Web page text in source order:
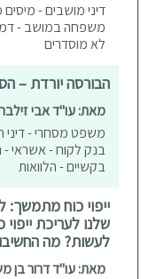
דיני מושבים -
משפחה במושב -
לא מוסדרים
הבורסה יורדת –
מאת: עו"ד אבי
משפט מסחרי - דיני
בנק לקוח - אשראי -
בקשיים - הלוואות
ייפוי כוח
שלנו לעריכת
לעשות? מה
מאת: עו"ד דרור בן